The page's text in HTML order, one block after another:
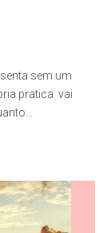
sem um
pratica vai